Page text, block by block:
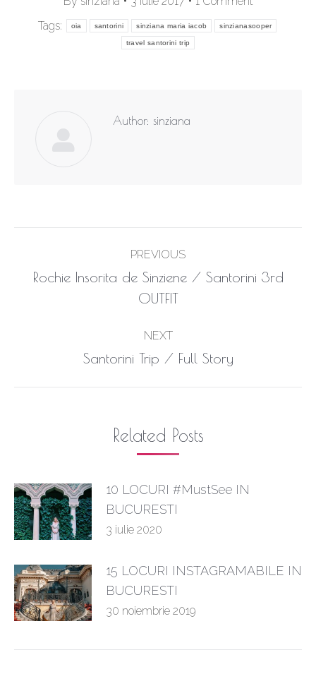
Tags:
oia santorini sinziana maria iacob sinzianasooper
travel santorini trip
Author: sinziana
navigation
PREVIOUS
Previous
post:
Rochie Insorita de Sinziene / Santorini 3rd
OUTFIT
NEXT
Next
Santorini Trip / Full Story
Related Posts
10 LOCURI #MustSee IN
BUCURESTI
3 iulie 2020
15 LOCURI INSTAGRAMABILE IN
BUCURESTI
30 noiembrie 2019